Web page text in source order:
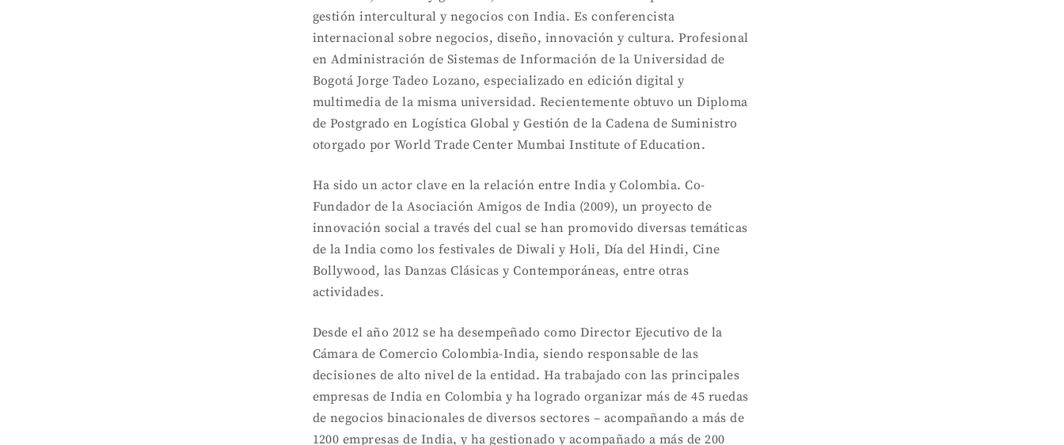
gestión intercultural y negocios con India. Es conferencista
internacional sobre negocios, diseño, innovación y cultura. Profesional
en Administración de Sistemas de Información de la Universidad de
Bogotá Jorge Tadeo Lozano, especializado en edición digital y
multimedia de la misma universidad. Recientemente obtuvo un Diploma
de Postgrado en Logística Global y Gestión de la Cadena de Suministro
otorgado por World Trade Center Mumbai Institute of Education.
Ha sido un actor clave en la relación entre India y Colombia. Co-
Fundador de la Asociación Amigos de India (2009), un proyecto de
innovación social a través del cual se han promovido diversas temáticas
de la India como los festivales de Diwali y Holi, Día del Hindi, Cine
Bollywood, las Danzas Clásicas y Contemporáneas, entre otras
actividades.
Desde el año 2012 se ha desempeñado como Director Ejecutivo de la
Cámara de Comercio Colombia-India, siendo responsable de las
decisiones de alto nivel de la entidad. Ha trabajado con las principales
empresas de India en Colombia y ha logrado organizar más de 45 ruedas
de negocios binacionales de diversos sectores – acompañando a más de
1200 empresas de India, y ha gestionado y acompañado a más de 200